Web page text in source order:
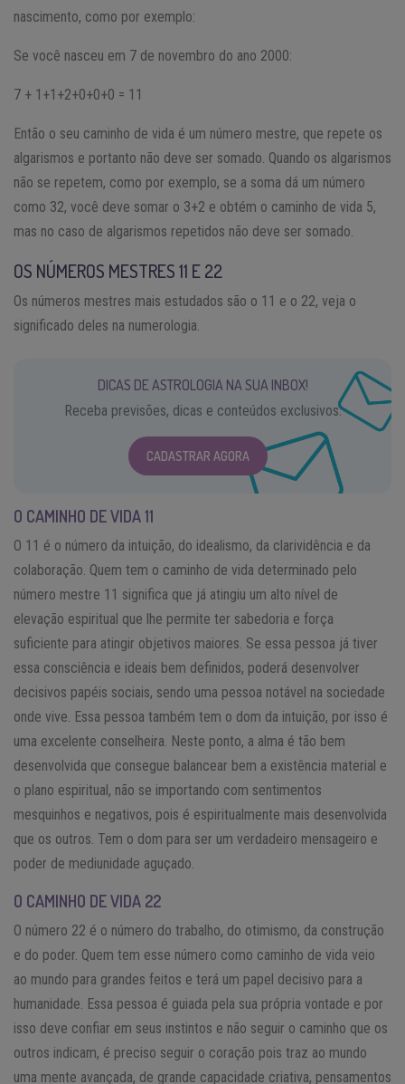
nascimento, como por exemplo:
Se você nasceu em 7 de novembro do ano 2000:
7 + 1+1+2+0+0+0 = 11
Então o seu caminho de vida é um número mestre, que repete os
algarismos e portanto não deve ser somado. Quando os algarismos
não se repetem, como por exemplo, se a soma dá um número
como 32, você deve somar o 3+2 e obtém o caminho de vida 5,
mas no caso de algarismos repetidos não deve ser somado.
OS NÚMEROS MESTRES 11 E 22
Os números mestres mais estudados são o 11 e o 22, veja o
significado deles na numerologia.
DICAS DE ASTROLOGIA NA SUA INBOX!
Receba previsões, dicas e conteúdos exclusivos.
CADASTRAR AGORA
O CAMINHO DE VIDA 11
O 11 é o número da intuição, do idealismo, da clarividência e da
colaboração. Quem tem o caminho de vida determinado pelo
número mestre 11 significa que já atingiu um alto nível de
elevação espiritual que lhe permite ter sabedoria e força
suficiente para atingir objetivos maiores. Se essa pessoa já tiver
essa consciência e ideais bem definidos, poderá desenvolver
decisivos papéis sociais, sendo uma pessoa notável na sociedade
onde vive. Essa pessoa também tem o dom da intuição, por isso é
uma excelente conselheira. Neste ponto, a alma é tão bem
desenvolvida que consegue balancear bem a existência material e
o plano espiritual, não se importando com sentimentos
mesquinhos e negativos, pois é espiritualmente mais desenvolvida
que os outros. Tem o dom para ser um verdadeiro mensageiro e
poder de mediunidade aguçado.
O CAMINHO DE VIDA 22
O número 22 é o número do trabalho, do otimismo, da construção
e do poder. Quem tem esse número como caminho de vida veio
ao mundo para grandes feitos e terá um papel decisivo para a
humanidade. Essa pessoa é guiada pela sua própria vontade e por
isso deve confiar em seus instintos e não seguir o caminho que os
outros indicam, é preciso seguir o coração pois traz ao mundo
uma mente avançada, de grande capacidade criativa, pensamentos